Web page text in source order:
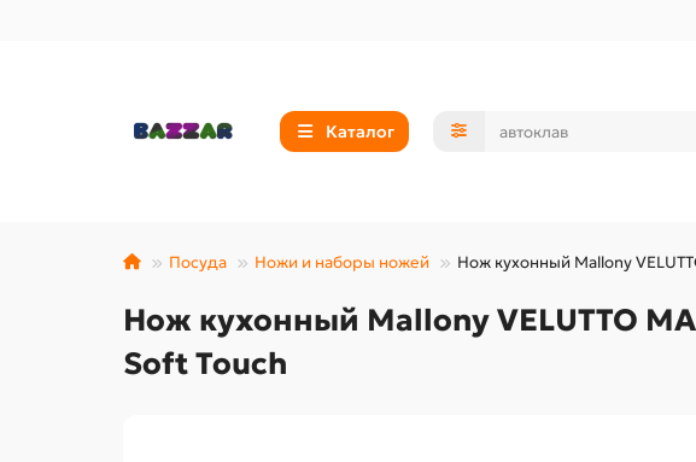
Каталог
Посуда Ножи и наборы ножей Нож кухонный Mallony
Нож кухонный Mallony VELUTTO
Soft Touch